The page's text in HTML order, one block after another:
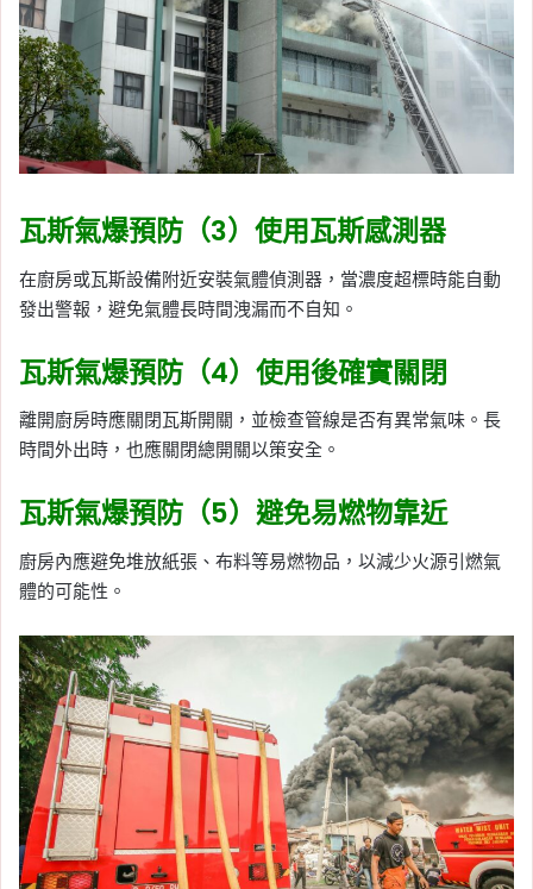
瓦斯氣爆預防（3）使用瓦斯感測器
在廚房或瓦斯設備附近安裝氣體偵測器，當濃度超標時能自動
發出警報，避免氣體長時間洩漏而不自知。
瓦斯氣爆預防（4）使用後確實關閉
離開廚房時應關閉瓦斯開關，並檢查管線是否有異常氣味。長
時間外出時，也應關閉總開關以策安全。
瓦斯氣爆預防（5）避免易燃物靠近
廚房內應避免堆放紙張、布料等易燃物品，以減少火源引燃氣
體的可能性。